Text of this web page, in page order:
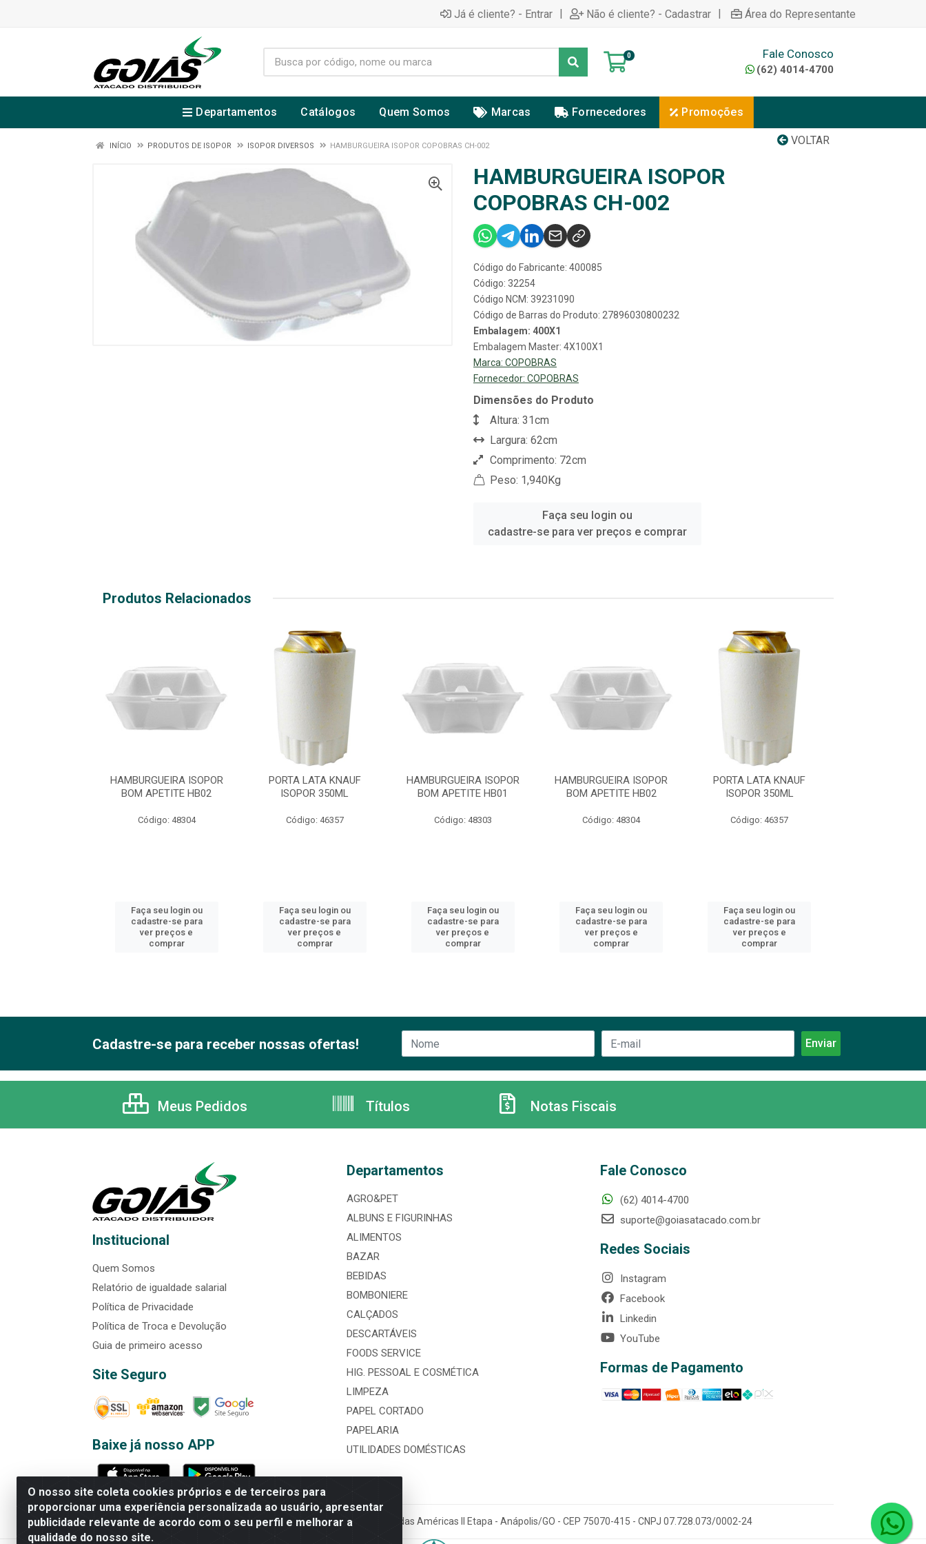
Já é cliente? - Entrar | Não é cliente? - Cadastrar | Área do Representante
0 Fale Conosco
(62) 4014-4700
Departamentos Catálogos Quem Somos Marcas Fornecedores Promoções
VOLTAR
INÍCIO PRODUTOS DE ISOPOR ISOPOR DIVERSOS HAMBURGUEIRA ISOPOR COPOBRAS CH-002
HAMBURGUEIRA ISOPOR
COPOBRAS CH-002
Código do Fabricante: 400085
Código: 32254
Código NCM: 39231090
Código de Barras do Produto: 27896030800232
Embalagem: 400X1
Embalagem Master: 4X100X1
Marca: COPOBRAS
Fornecedor: COPOBRAS
Dimensões do Produto
Altura: 31cm
Largura: 62cm
Comprimento: 72cm
Peso: 1,940Kg
Faça seu login ou
cadastre-se para ver preços e comprar
Produtos Relacionados
HAMBURGUEIRA ISOPOR
BOM APETITE HB02
Código: 48304
Faça seu login ou
cadastre-se para
ver preços e
comprar
PORTA LATA KNAUF
ISOPOR 350ML
Código: 46357
Faça seu login ou
cadastre-se para
ver preços e
comprar
HAMBURGUEIRA ISOPOR
BOM APETITE HB01
Código: 48303
Faça seu login ou
cadastre-se para
ver preços e
comprar
HAMBURGUEIRA ISOPOR
BOM APETITE HB02
Código: 48304
Faça seu login ou
cadastre-se para
ver preços e
comprar
PORTA LATA KNAUF
ISOPOR 350ML
Código: 46357
Faça seu login ou
cadastre-se para
ver preços e
comprar
O nosso site coleta cookies próprios e de terceiros para
proporcionar uma experiência personalizada ao usuário, apresentar
publicidade relevante de acordo com o seu perfil e melhorar a
qualidade do nosso site.
Cadastre-se para receber nossas ofertas!
Meus Pedidos Títulos Notas Fiscais
Institucional
Quem Somos
Relatório de igualdade salarial
Política de Privacidade
Política de Troca e Devolução
Guia de primeiro acesso
Site Seguro
Baixe já nosso APP
Departamentos
AGRO&PET
ALBUNS E FIGURINHAS
ALIMENTOS
BAZAR
BEBIDAS
BOMBONIERE
CALÇADOS
DESCARTÁVEIS
FOODS SERVICE
HIG. PESSOAL E COSMÉTICA
LIMPEZA
PAPEL CORTADO
PAPELARIA
UTILIDADES DOMÉSTICAS
Fale Conosco
(62) 4014-4700
suporte@goiasatacado.com.br
Redes Sociais
Instagram
Facebook
Linkedin
YouTube
Formas de Pagamento
Rede Brasil - Avenida Universitária, nº 3860, Jardim das Américas II Etapa - Anápolis/GO - CEP 75070-415 - CNPJ 07.728.073/0002-24